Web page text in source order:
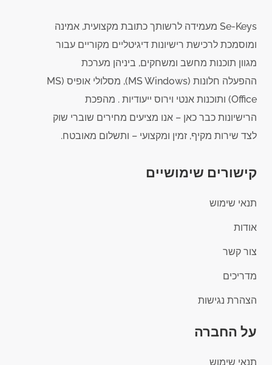
Se-Keys מעמידה לרשותך כתובת מקצועית, אמינה
ומוסמכת לרכישת רישיונות דיגיטליים מקוריים עבור
מגוון תוכנות מחשב ומשחקים, ביניהן מערכת
ההפעלה חלונות (MS Windows), מסלולי אופיס (MS
Office) ותוכנות אנטי וירוס ייעודיות . מהפכת
הרישיונות כבר כאן – אנו מציעים מחירים שוברי שוק
לצד שירות מקיף, זמין ומקצועי – ותשלום מאובטח.
קישורים שימושיים
תנאי שימוש
אודות
צור קשר
מדריכים
הצהרת נגישות
על החברה
תנאי שימוש